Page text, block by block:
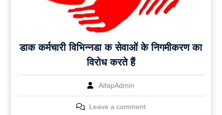
डाक कर्मचारी विभिन्नडा क सेवाओं के निगमीकरण का
विरोध करते हैं
AifapAdmin
Leave a comment